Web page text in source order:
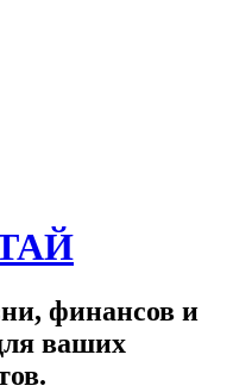
финансов и
ваших